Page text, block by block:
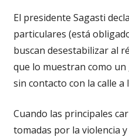
El presidente Sagasti
particulares (está
buscan desestabilizar al
que lo muestran como
sin contacto con la calle
Cuando las principales
tomadas por la violencia